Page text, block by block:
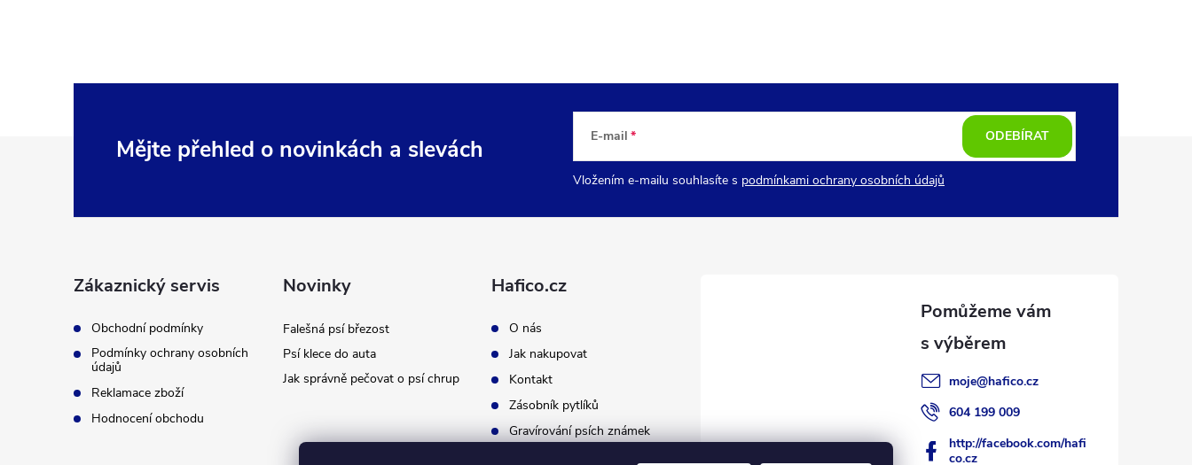
Mějte přehled o novinkách a slevách E-mail
Vložením e-mailu souhlasíte s podmínkami ochrany osobních údajů
ODEBÍRAT
Zákaznický servis
Obchodní podmínky
Podmínky ochrany osobních
údajů
Reklamace zboží
Hodnocení obchodu
Novinky
Falešná psí březost
Psí klece do auta
Jak správně pečovat o psí chrup
Hafico.cz
O nás
Jak nakupovat
Kontakt
Zásobník pytlíků
Gravírování psích známek
moje@hafico.cz
604 199 009
http://facebook.com/hafi
co.cz